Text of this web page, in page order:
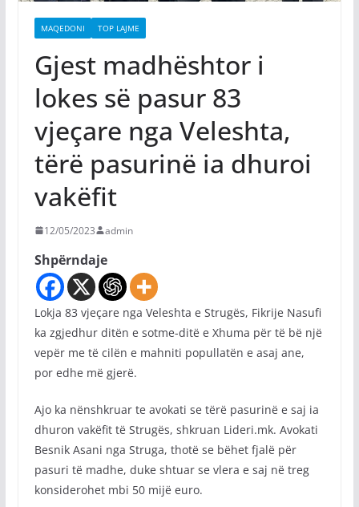
MAQEDONI TOP LAJME
Gjest madhështor i
lokes së pasur 83
vjeçare nga Veleshta,
tërë pasurinë ia dhuroi
vakëfit
12/05/2023 admin
Shpërndaje
Lokja 83 vjeçare nga Veleshta e Strugës, Fikrije Nasufi
ka zgjedhur ditën e sotme-ditë e Xhuma për të bë një
vepër me të cilën e mahniti popullatën e asaj ane,
por edhe më gjerë.
Ajo ka nënshkruar te avokati se tërë pasurinë e saj ia
dhuron vakëfit të Strugës, shkruan Lideri.mk. Avokati
Besnik Asani nga Struga, thotë se bëhet fjalë për
pasuri të madhe, duke shtuar se vlera e saj në treg
konsiderohet mbi 50 mijë euro.